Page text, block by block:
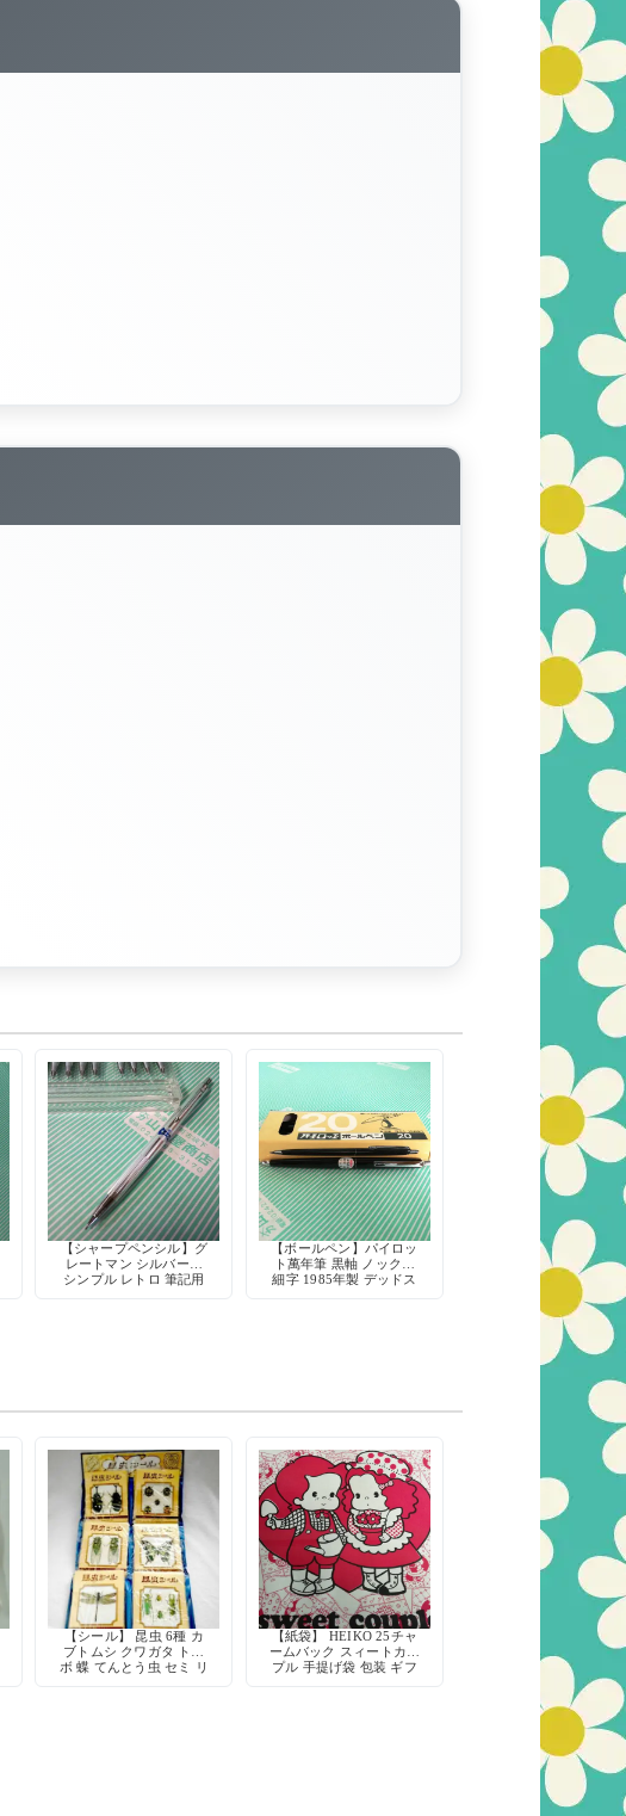
【シャープペンシル】グ
レートマン シルバー軸
シンプル レトロ 筆記用
【ボールペン】パイロッ
ト萬年筆 黒軸 ノック式
細字 1985年製 デッドス
【シール】 昆虫 6種 カ
ブトムシ クワガタ トン
ボ 蝶 てんとう虫 セミ リ
【紙袋】 HEIKO 25チャ
ームバック スィートカッ
プル 手提げ袋 包装 ギフ